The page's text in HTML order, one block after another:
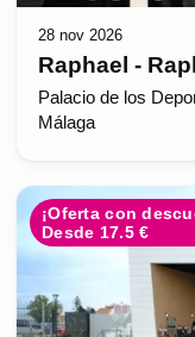
28 nov 2026
Raphael -
Palacio de los
Málaga
¡Oferta con
Desde 17.5 €